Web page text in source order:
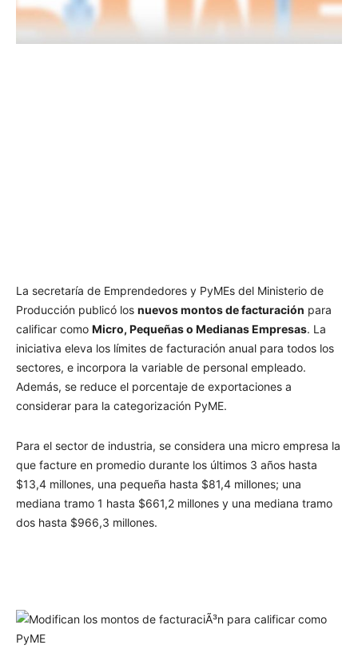
La secretaría de Emprendedores y PyMEs del Ministerio de
Producción publicó los nuevos montos de facturación para
calificar como Micro, Pequeñas o Medianas Empresas. La
iniciativa eleva los límites de facturación anual para todos los
sectores, e incorpora la variable de personal empleado.
Además, se reduce el porcentaje de exportaciones a
considerar para la categorización PyME.
Para el sector de industria, se considera una micro empresa la
que facture en promedio durante los últimos 3 años hasta
$13,4 millones, una pequeña hasta $81,4 millones; una
mediana tramo 1 hasta $661,2 millones y una mediana tramo
dos hasta $966,3 millones.